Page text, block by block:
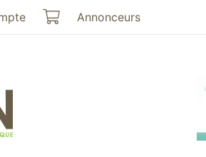
Mon panier
Annonceurs